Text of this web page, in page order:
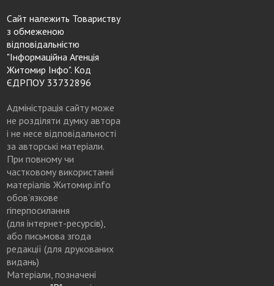
Сайт належить Товариству
з обмеженою
відповідальністю
"Інформаційна Агенція
Житомир Інфо". Код
ЄДРПОУ 33732896
Адміністрація сайту може
не розділяти думку автора
і не несе відповідальності
за авторські матеріали.
При повному чи
частковому використанні
матеріалів Житомир.info
обов’язкове
гіперпосилання
(для інтернет-ресурсів),
або письмова згода
редакції (для друкованих
видань)
Матеріали, позначені